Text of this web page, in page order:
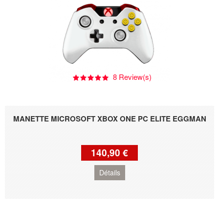
MANETTE MICROSOFT XBOX ONE PC ELITE EGGMAN
8 Review(s)
140,90 €
Détails